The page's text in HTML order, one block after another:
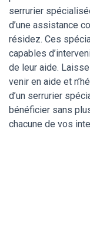
serrurier
d’une assistance
résidez. Ces
capables
de leur aide.
venir en aide et
d’un serrurier
bénéficier sans
chacune de vos